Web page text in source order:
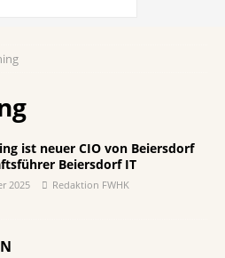
ist neuer CIO von Beiersdorf
Beiersdorf IT
2025 Redaktion FWHK